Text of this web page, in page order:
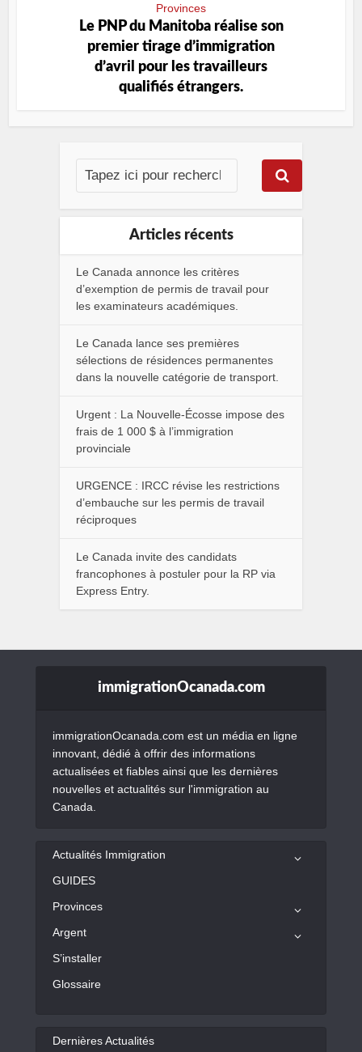
Provinces
Le PNP du Manitoba réalise son
premier tirage d’immigration
d’avril pour les travailleurs
qualifiés étrangers.
Articles récents
Le Canada annonce les critères
d’exemption de permis de travail pour
les examinateurs académiques.
Le Canada lance ses premières
sélections de résidences permanentes
dans la nouvelle catégorie de transport.
Urgent : La Nouvelle-Écosse impose des
frais de 1 000 $ à l’immigration
provinciale
URGENCE : IRCC révise les restrictions
d’embauche sur les permis de travail
réciproques
Le Canada invite des candidats
francophones à postuler pour la RP via
Express Entry.
immigrationOcanada.com
immigrationOcanada.com est un média en ligne
innovant, dédié à offrir des informations
actualisées et fiables ainsi que les dernières
nouvelles et actualités sur l'immigration au
Canada.
Actualités Immigration
GUIDES
Provinces
Argent
S’installer
Glossaire
Dernières Actualités